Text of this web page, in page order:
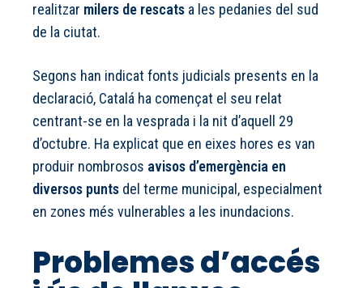
realitzar milers de rescats a les pedanies del sud
de la ciutat.
Segons han indicat fonts judicials presents en la
declaració, Catalá ha començat el seu relat
centrant-se en la vesprada i la nit d’aquell 29
d’octubre. Ha explicat que en eixes hores es van
produir nombrosos avisos d’emergència en
diversos punts del terme municipal, especialment
en zones més vulnerables a les inundacions.
Problemes d’accés